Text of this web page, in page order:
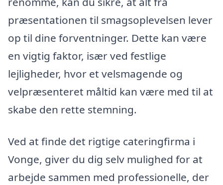
præsentationen til smagsoplevelsen lever
op til dine forventninger. Dette kan være
en vigtig faktor, især ved festlige
lejligheder, hvor et velsmagende og
velpræsenteret måltid kan være med til at
skabe den rette stemning.
Ved at finde det rigtige cateringfirma i
Vonge, giver du dig selv mulighed for at
arbejde sammen med professionelle, der